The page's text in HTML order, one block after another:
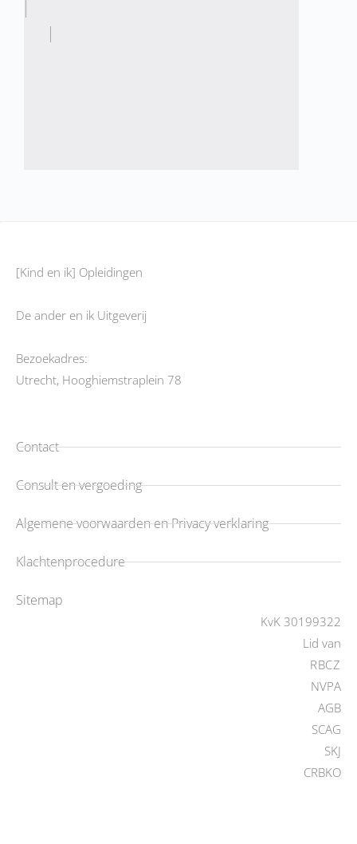
[Kind en ik] Opleidingen
De ander en ik Uitgeverij
Bezoekadres:
Utrecht, Hooghiemstraplein 78
Contact
Consult en vergoeding
Algemene voorwaarden en Privacy verklaring
Klachtenprocedure
Sitemap
KvK 30199322
Lid van
RBCZ
NVPA
AGB
SCAG
SKJ
CRBKO